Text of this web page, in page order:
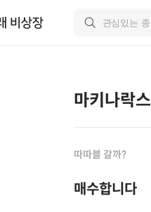
마키나락스
따따블 갈까?
매수합니다